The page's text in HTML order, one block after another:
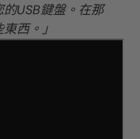
USB鍵盤。在那
西。」